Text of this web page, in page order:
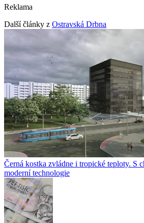
Reklama
Další články z Ostravská Drbna
Černá kostka zvládne i tropické teploty. S
moderní technologie